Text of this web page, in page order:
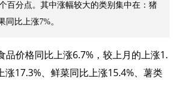
百分点。其中涨幅较大的类别集中在：猪
同比上涨7%。
价格同比上涨6.7%，较上月的上涨1.
17.3%、鲜菜同比上涨15.4%、薯类